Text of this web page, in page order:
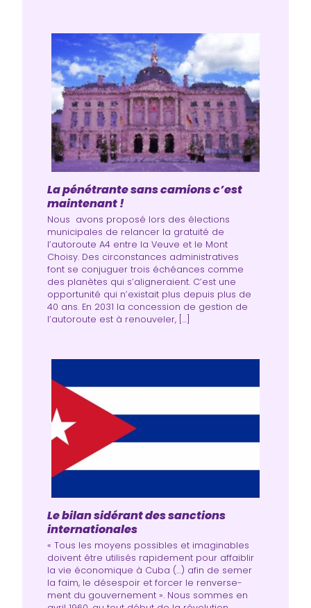
La pénétrante sans camions c’est
maintenant !
Nous avons proposé lors des élections
municipales de relancer la gratuité de
l’autoroute A4 entre la Veuve et le Mont
Choisy. Des circonstances administratives
font se conjuguer trois échéances comme
des planètes qui s’aligneraient. C’est une
opportunité qui n’existait plus depuis plus de
40 ans. En 2031 la concession de gestion de
l’autoroute est à renouveler, […]
Le bilan sidérant des sanctions
internationales
« Tous les moyens pos­sibles et ima­gi­nables
doivent être uti­li­sés rapi­de­ment pour affai­blir
la vie éco­no­mique à Cuba (…) afin de semer
la faim, le déses­poir et for­cer le ren­ver­se­
ment du gou­ver­ne­ment ». Nous sommes en